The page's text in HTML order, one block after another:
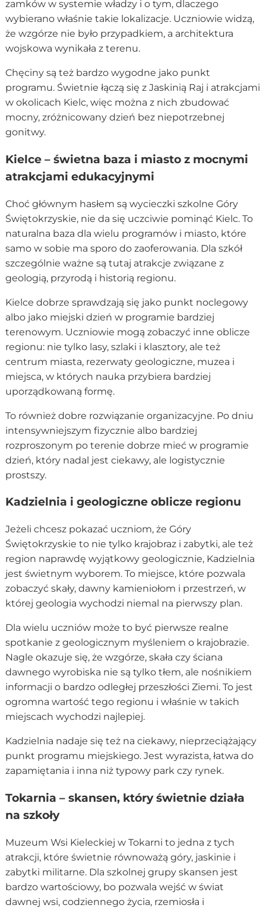
zamków w systemie władzy i o tym, dlaczego
wybierano właśnie takie lokalizacje. Uczniowie widzą,
że wzgórze nie było przypadkiem, a architektura
wojskowa wynikała z terenu.
Chęciny są też bardzo wygodne jako punkt
programu. Świetnie łączą się z Jaskinią Raj i atrakcjami
w okolicach Kielc, więc można z nich zbudować
mocny, zróżnicowany dzień bez niepotrzebnej
gonitwy.
Kielce – świetna baza i miasto z mocnymi
atrakcjami edukacyjnymi
Choć głównym hasłem są wycieczki szkolne Góry
Świętokrzyskie, nie da się uczciwie pominąć Kielc. To
naturalna baza dla wielu programów i miasto, które
samo w sobie ma sporo do zaoferowania. Dla szkół
szczególnie ważne są tutaj atrakcje związane z
geologią, przyrodą i historią regionu.
Kielce dobrze sprawdzają się jako punkt noclegowy
albo jako miejski dzień w programie bardziej
terenowym. Uczniowie mogą zobaczyć inne oblicze
regionu: nie tylko lasy, szlaki i klasztory, ale też
centrum miasta, rezerwaty geologiczne, muzea i
miejsca, w których nauka przybiera bardziej
uporządkowaną formę.
To również dobre rozwiązanie organizacyjne. Po dniu
intensywniejszym fizycznie albo bardziej
rozproszonym po terenie dobrze mieć w programie
dzień, który nadal jest ciekawy, ale logistycznie
prostszy.
Kadzielnia i geologiczne oblicze regionu
Jeżeli chcesz pokazać uczniom, że Góry
Świętokrzyskie to nie tylko krajobraz i zabytki, ale też
region naprawdę wyjątkowy geologicznie, Kadzielnia
jest świetnym wyborem. To miejsce, które pozwala
zobaczyć skały, dawny kamieniołom i przestrzeń, w
której geologia wychodzi niemal na pierwszy plan.
Dla wielu uczniów może to być pierwsze realne
spotkanie z geologicznym myśleniem o krajobrazie.
Nagle okazuje się, że wzgórze, skała czy ściana
dawnego wyrobiska nie są tylko tłem, ale nośnikiem
informacji o bardzo odległej przeszłości Ziemi. To jest
ogromna wartość tego regionu i właśnie w takich
miejscach wychodzi najlepiej.
Kadzielnia nadaje się też na ciekawy, nieprzeciążający
punkt programu miejskiego. Jest wyrazista, łatwa do
zapamiętania i inna niż typowy park czy rynek.
Tokarnia – skansen, który świetnie działa
na szkoły
Muzeum Wsi Kieleckiej w Tokarni to jedna z tych
atrakcji, które świetnie równoważą góry, jaskinie i
zabytki militarne. Dla szkolnej grupy skansen jest
bardzo wartościowy, bo pozwala wejść w świat
dawnej wsi, codziennego życia, rzemiosła i